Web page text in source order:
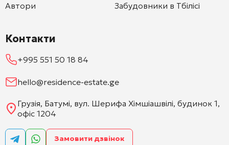
Автори
Забудовники в Тбілісі
Контакти
+995 551 50 18 84
hello@residence-estate.ge
Грузія, Батумі, вул. Шерифа Хімшіашвілі, будинок 1,
офіс 1204
Замовити дзвінок